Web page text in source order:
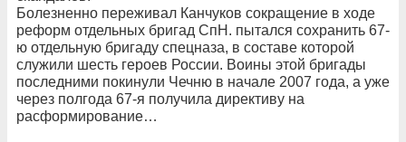
Болезненно переживал Канчуков сокращение в ходе
реформ отдельных бригад СпН. пытался сохранить 67-
ю отдельную бригаду спецназа, в составе которой
служили шесть героев России. Воины этой бригады
последними покинули Чечню в начале 2007 года, а уже
через полгода 67-я получила директиву на
расформирование…